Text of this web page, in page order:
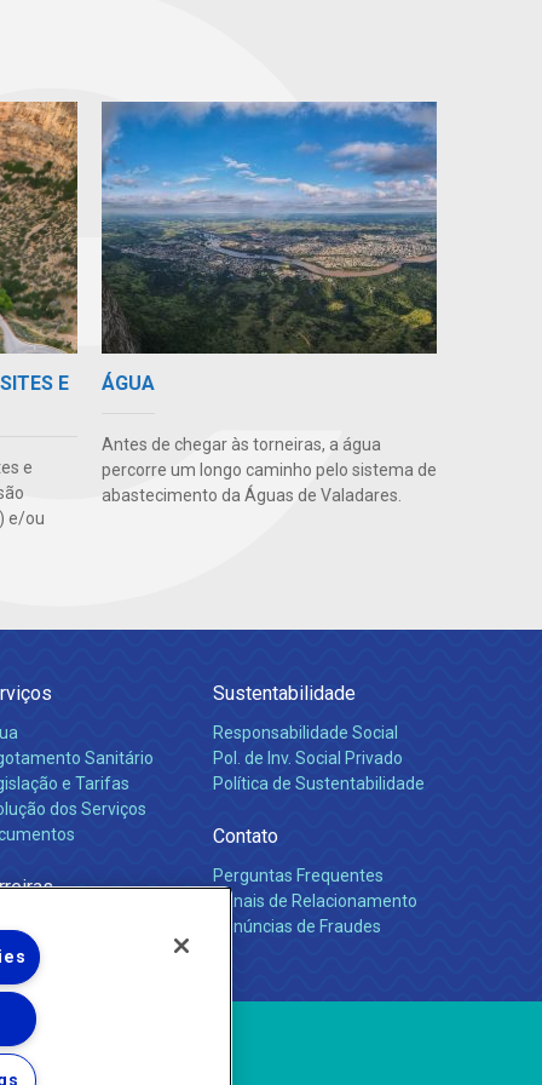
E
e
e/ou
ÁGUA
Antes de chegar às torneiras, a água
percorre um longo caminho pelo sistema de
abastecimento da Águas de Valadares.
Sanitário
e Tarifas
dos Serviços
Sustentabilidade
Responsabilidade Social
Pol. de Inv. Social Privado
Política de Sustentabilidade
Contato
Perguntas Frequentes
Canais de Relacionamento
Denúncias de Fraudes